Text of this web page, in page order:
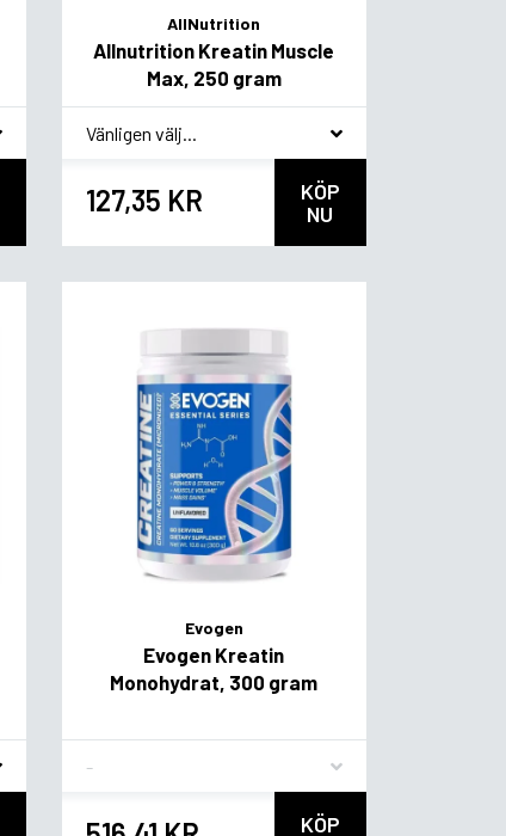
AllNutrition
Allnutrition Kreatin Muscle
Max, 250 gram
* Smakvariant
127,35 KR
KÖP
NU
Evogen
Evogen Kreatin
Monohydrat, 300 gram
KÖP